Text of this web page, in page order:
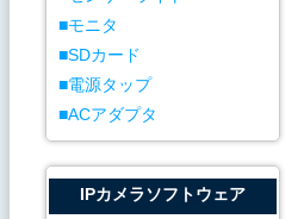
モニタ
SDカード
電源タップ
ACアダプタ
IPカメラソフトウェア